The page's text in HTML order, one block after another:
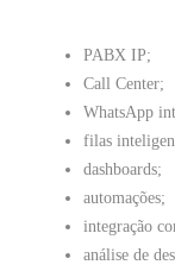
PABX IP;
Call Center;
WhatsApp
filas
dashboards;
automações;
integração
análise de